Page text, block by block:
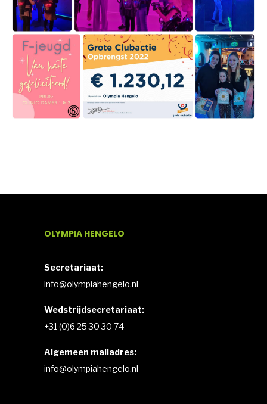
OLYMPIA HENGELO
Secretariaat:
info@olympiahengelo.nl
Wedstrijdsecretariaat:
+31 (0)6 25 30 30 74
Algemeen mailadres:
info@olympiahengelo.nl